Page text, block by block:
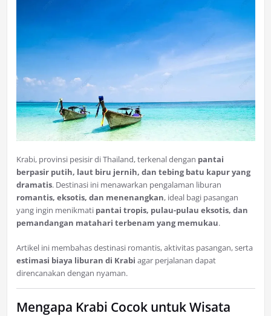
Krabi, provinsi pesisir di Thailand, terkenal dengan pantai
berpasir putih, laut biru jernih, dan tebing batu kapur yang
dramatis. Destinasi ini menawarkan pengalaman liburan
romantis, eksotis, dan menenangkan, ideal bagi pasangan
yang ingin menikmati pantai tropis, pulau-pulau eksotis, dan
pemandangan matahari terbenam yang memukau.
Artikel ini membahas destinasi romantis, aktivitas pasangan, serta
estimasi biaya liburan di Krabi agar perjalanan dapat
direncanakan dengan nyaman.
Mengapa Krabi Cocok untuk Wisata